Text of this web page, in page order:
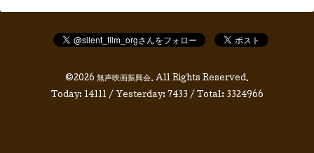
©2026 無声映画振興会. All Rights Reserved.
Today: 14111/ Yesterday: 7433 / Total: 3324966